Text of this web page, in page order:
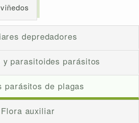
depredadores
y parasitoides parásitos
parásitos de plagas
Flora auxiliar